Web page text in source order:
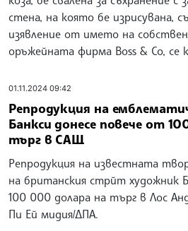
стена, на която бе изрисувана,
изявление от името на
оръжейната фирма Boss & Co, се
01.11.2024 09:42
Репродукция на
Банкси донесе повече от
търг в САЩ
Репродукция на известната
на британския стрйт художник
100 000 долара на търг в Лос
Пи Ей мидия/ДПА.